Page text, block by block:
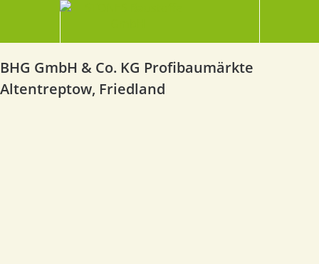
BHG GmbH & Co. KG Profibaumärkte
Altentreptow, Friedland